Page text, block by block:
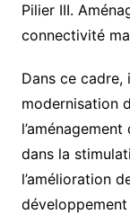
Pilier III.
connectivité
Dans ce
modernisation
dans la
l’amélioration